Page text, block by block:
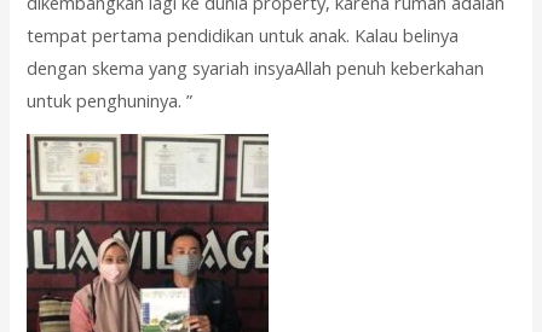
tempat pertama pendidikan untuk anak. Kalau belinya
dengan skema yang syariah insyaAllah penuh keberkahan
untuk penghuninya. ”